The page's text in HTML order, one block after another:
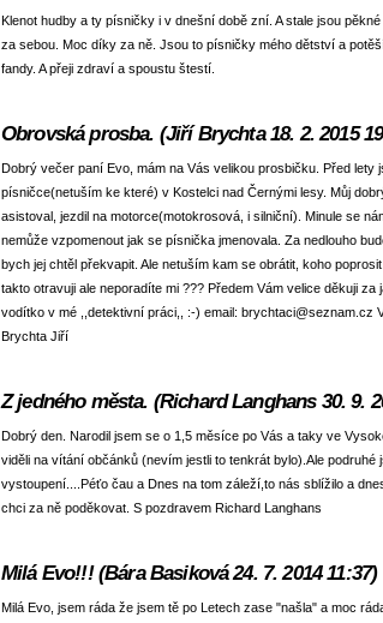
Klenot hudby a ty písničky i v dnešní době zní. A stale jsou
za sebou. Moc díky za ně. Jsou to písničky mého dětství a
fandy. A přeji zdraví a spoustu štestí.
Obrovská prosba. (Jiří Brychta 18. 2. 2015
Dobrý večer paní Evo, mám na Vás velikou prosbičku. Před lety
písničce(netuším ke které) v Kostelci nad Černými lesy. Můj
asistoval, jezdil na motorce(motokrosová, i silniční). Minule se
nemůže vzpomenout jak se písnička jmenovala. Za nedlouho
bych jej chtěl překvapit. Ale netuším kam se obrátit, koho
takto otravuji ale neporadíte mi ??? Předem Vám velice děkuji
vodítko v mé ,,detektivní práci,, :-) email: brychtaci@seznam.cz
Brychta Jiří
Z jedného města. (Richard Langhans 30. 9.
Dobrý den. Narodil jsem se o 1,5 měsíce po Vás a taky ve
viděli na vítání občánků (nevím jestli to tenkrát bylo).Ale podruhé
vystoupení....Péťo čau a Dnes na tom záleží,to nás sblížilo a
chci za ně poděkovat. S pozdravem Richard Langhans
Milá Evo!!! (Bára Basiková 24. 7. 2014 11:37)
Milá Evo, jsem ráda že jsem tě po Letech zase "našla" a moc